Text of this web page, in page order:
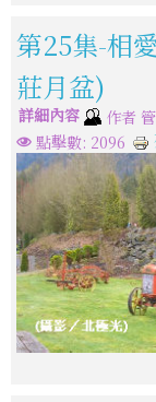
第25集-相
莊月盆)
詳細內容 作者
點擊數: 2096